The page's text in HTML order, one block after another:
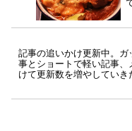
記事の追いかけ更新中。ガ
事とショートで軽い記事、
けて更新数を増やしていき